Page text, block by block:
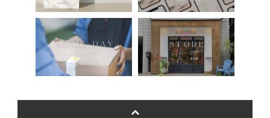
浮くバルーンオーダーメイド - coming soonn -
卓上バルーンオーダーメイド
ムーンリットバルーンについて